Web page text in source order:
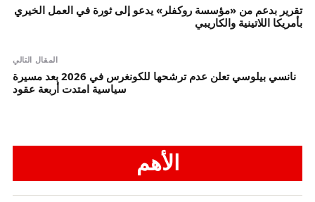
تقرير بدعم من «مؤسسة روكفلر» يدعو إلى ثورة في العمل الخيري
بأمريكا اللاتينية والكاريبي
المقال التالي
نانسي بيلوسي تعلن عدم ترشحها للكونغرس في 2026 بعد مسيرة
سياسية امتدت أربعة عقود
الأهم